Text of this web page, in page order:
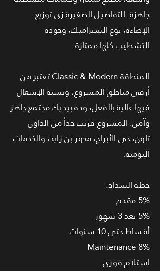
جاهزة. التفاصيل الصغيرة زي توزيع
الإضاءة، نوع السيراميك، وجودة
التشطيب كلها ممتازة.
المنطقة Classic & Modern تعتبر من
أرقى مناطق المشروع، ونسبة الإشغال
فيها عالية بالفعل، وده بيديك مجتمع جاهز
وآمن. المشروع قريب جداً من الداون
تاون، حي الأبراج، محور بن زايد، والخدمات
اليومية.
خطة السداد:
5% مقدم
5% بعد 3 شهور
أقساط حتى 10 سنوات
Maintenance 8%
استلام فوري